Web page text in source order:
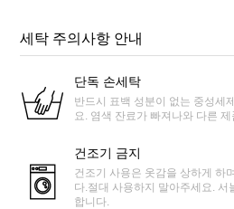
세탁 주의사항 안내
단독 손세탁
반드시 표백 성분이 없는 중성세
요. 염색 잔료가 빠져나와 다른
건조기 금지
건조기 사용은 옷감을 상하게 하
다.절대 사용하지 말아주세요.
합니다.